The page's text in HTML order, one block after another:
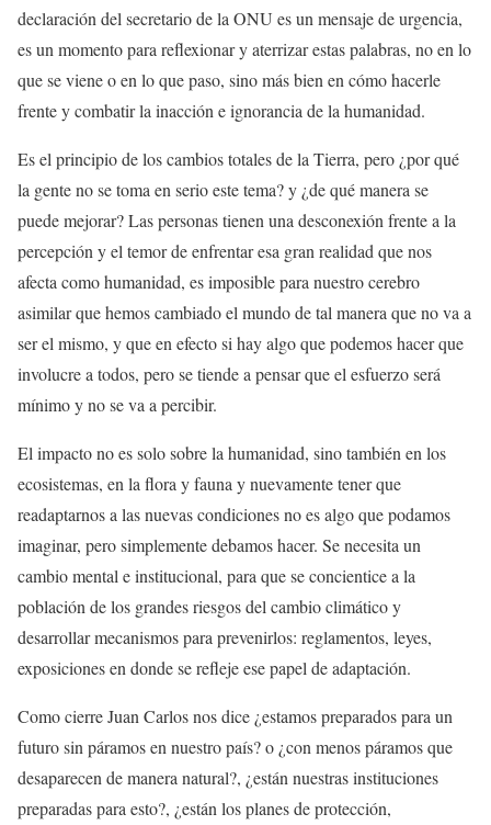
declaración del secretario de la ONU es un mensaje de urgencia,
es un momento para reflexionar y aterrizar estas palabras, no en lo
que se viene o en lo que paso, sino más bien en cómo hacerle
frente y combatir la inacción e ignorancia de la humanidad.
Es el principio de los cambios totales de la Tierra, pero ¿por qué
la gente no se toma en serio este tema? y ¿de qué manera se
puede mejorar? Las personas tienen una desconexión frente a la
percepción y el temor de enfrentar esa gran realidad que nos
afecta como humanidad, es imposible para nuestro cerebro
asimilar que hemos cambiado el mundo de tal manera que no va a
ser el mismo, y que en efecto si hay algo que podemos hacer que
involucre a todos, pero se tiende a pensar que el esfuerzo será
mínimo y no se va a percibir.
El impacto no es solo sobre la humanidad, sino también en los
ecosistemas, en la flora y fauna y nuevamente tener que
readaptarnos a las nuevas condiciones no es algo que podamos
imaginar, pero simplemente debamos hacer. Se necesita un
cambio mental e institucional, para que se concientice a la
población de los grandes riesgos del cambio climático y
desarrollar mecanismos para prevenirlos: reglamentos, leyes,
exposiciones en donde se refleje ese papel de adaptación.
Como cierre Juan Carlos nos dice ¿estamos preparados para un
futuro sin páramos en nuestro país? o ¿con menos páramos que
desaparecen de manera natural?, ¿están nuestras instituciones
preparadas para esto?, ¿están los planes de protección,